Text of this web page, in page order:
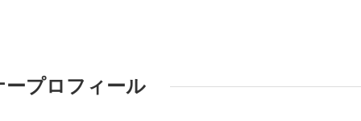
プロフィール